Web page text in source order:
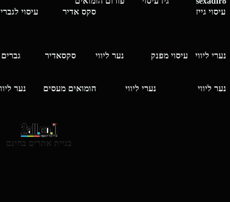
עיסוי גייז סקס אדיר עיסוי
נערי ליווי עיסוי מפנק נער ליווי סקסאדיר
נער ליווי נערי ליווי הומואים מעסים נער
בניית אתרים בחינם